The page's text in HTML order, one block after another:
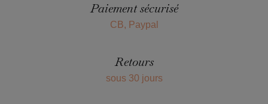
Paiement sécurisé
CB, Paypal
Retours
sous 30 jours